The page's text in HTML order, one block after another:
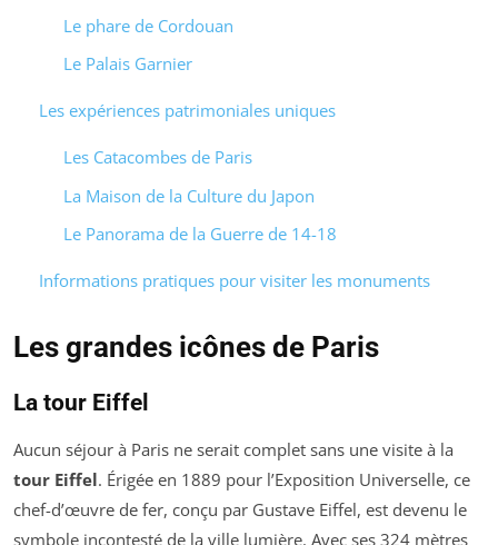
Le phare de Cordouan
Le Palais Garnier
Les expériences patrimoniales uniques
Les Catacombes de Paris
La Maison de la Culture du Japon
Le Panorama de la Guerre de 14-18
Informations pratiques pour visiter les monuments
Les grandes icônes de Paris
La tour Eiffel
Aucun séjour à Paris ne serait complet sans une visite à la
tour Eiffel. Érigée en 1889 pour l’Exposition Universelle, ce
chef-d’œuvre de fer, conçu par Gustave Eiffel, est devenu le
symbole incontesté de la ville lumière. Avec ses 324 mètres